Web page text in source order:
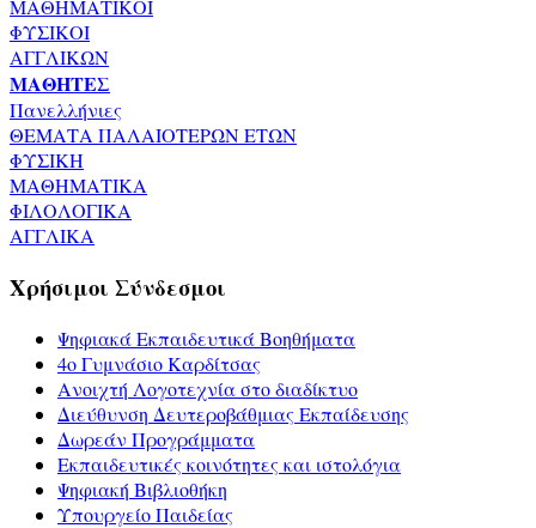
ΜΑΘΗΜΑΤΙΚΟΙ
ΦΥΣΙΚΟΙ
ΑΓΓΛΙΚΩΝ
ΜΑΘΗΤΕΣ
Πανελλήνιες
ΘΕΜΑΤΑ ΠΑΛΑΙΟΤΕΡΩΝ ΕΤΩΝ
ΦΥΣΙΚΗ
ΜΑΘΗΜΑΤΙΚΑ
ΦΙΛΟΛΟΓΙΚΑ
ΑΓΓΛΙΚΑ
Χρήσιμοι Σύνδεσμοι
Ψηφιακά Εκπαιδευτικά Βοηθήματα
4ο Γυμνάσιο Καρδίτσας
Ανοιχτή Λογοτεχνία στο διαδίκτυο
Διεύθυνση Δευτεροβάθμιας Εκπαίδευσης
Δωρεάν Προγράμματα
Εκπαιδευτικές κοινότητες και ιστολόγια
Ψηφιακή Βιβλιοθήκη
Υπουργείο Παιδείας